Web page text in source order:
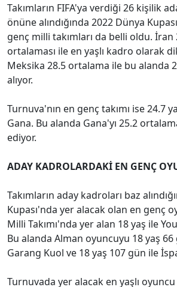
Takımların FIFA'ya verdiği 26 kişilik
önüne alındığında 2022 Dünya
genç milli takımları da belli oldu. İran
ortalaması ile en yaşlı kadro olarak
Meksika 28.5 ortalama ile bu alanda
alıyor.
Turnuva'nın en genç takımı ise 24.7
Gana. Bu alanda Gana'yı 25.2
ediyor.
ADAY KADROLARDAKİ EN GENÇ
Takımların aday kadroları baz
Kupası'nda yer alacak olan en genç
Milli Takımı'nda yer alan 18 yaş ile
Bu alanda Alman oyuncuyu 18 yaş 66
Garang Kuol ve 18 yaş 107 gün ile
Turnuvada yer alacak en yaşlı